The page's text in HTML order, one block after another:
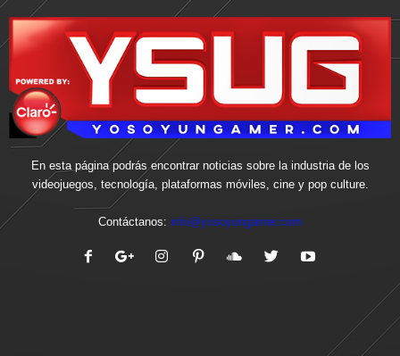
En esta página podrás encontrar noticias sobre la industria de los
videojuegos, tecnología, plataformas móviles, cine y pop culture.
Contáctanos: info@yosoyungamer.com